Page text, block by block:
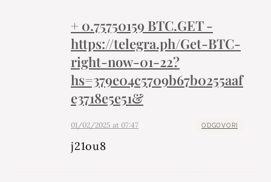
+ 0.75750159 BTC.GET -
https://telegra.ph/Get-BTC-
right-now-01-22?
hs=379e04c5709b67b0255aaf
e3718e5e51&
01/02/2025 at 07:47 ODGOVORI
j21ou8